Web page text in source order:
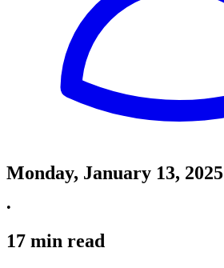
Monday, January 13, 2025
•
17 min read